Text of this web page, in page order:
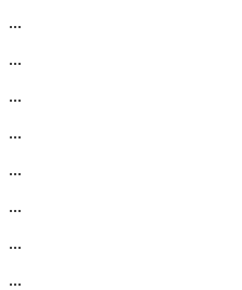
...
...
...
...
...
...
...
...